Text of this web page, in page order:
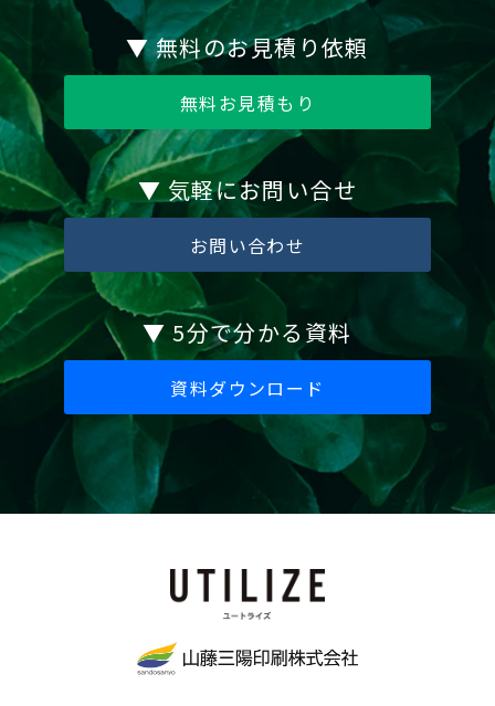
▼ 無料のお見積り依頼
無料お見積もり
▼ 気軽にお問い合せ
お問い合わせ
▼ 5分で分かる資料
資料ダウンロード